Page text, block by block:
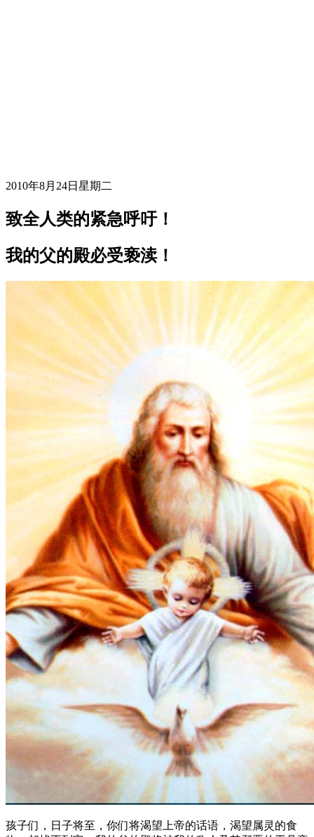
2010年8月24日星期二
致全人类的紧急呼吁！
我的父的殿必受亵渎！
孩子们，日子将至，你们将渴望上帝的话语，渴望属灵的食